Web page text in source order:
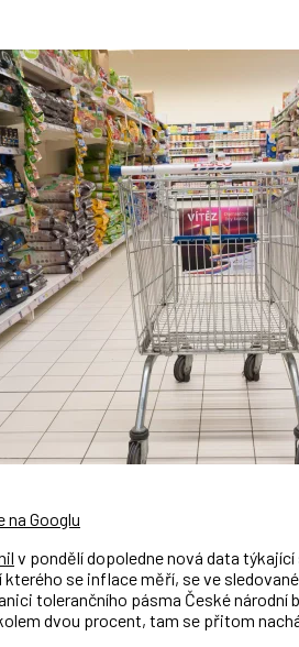
na Googlu
v pondělí dopoledne nová data
se inflace měří, se ve
tolerančního pásma České národní
dvou procent, tam se přitom